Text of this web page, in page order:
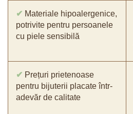
✔ Materiale hipoalergenice,
potrivite pentru persoanele
cu piele sensibilă
✔ Prețuri prietenoase
pentru bijuterii placate într-
adevăr de calitate